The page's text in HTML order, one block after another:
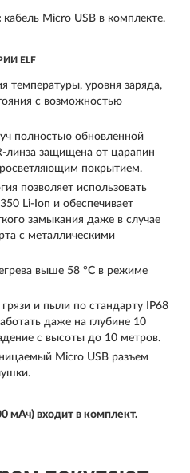
кабель Micro USB в комплекте.
ELF
температуры, уровня заряда,
с возможностью
полностью обновленной
линза защищена от царапин
покрытием.
позволяет использовать
Li-Ion и обеспечивает
замыкания даже в случае
с металлическими
выше 58 °С в режиме
и пыли по стандарту IP68
даже на глубине 10
с высоты до 10 метров.
Micro USB разъем
мАч) входит в комплект.